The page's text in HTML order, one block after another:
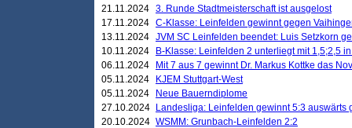
21.11.2024 3. Runde Stadtmeisterschaft ist ausgelost
17.11.2024 C-Klasse: Leinfelden gewinnt gegen
13.11.2024 JVM SC Leinfelden beendet: Luis Setzkorn
10.11.2024
B-Klasse: Leinfelden 2 unterliegt mit 1,5;2,5
06.11.2024
Mit 7 aus 7 gewinnt Dr. Markus Kottke das
05.11.2024
KJEM Stuttgart-West
05.11.2024
Neue Bauerndiplome
27.10.2024
Landesliga: Leinfelden gewinnt 5:3 auswärts
20.10.2024 WSMM: Grunbach-Leinfelden 2:2